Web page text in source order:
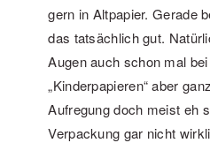
gern in Altpapier. Gerade
das tatsächlich gut.
Augen auch schon mal
„Kinderpapieren“ aber
Aufregung doch meist eh
Verpackung gar nicht